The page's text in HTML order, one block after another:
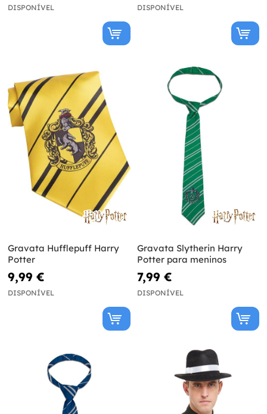
DISPONÍVEL DISPONÍVEL
Gravata Hufflepuff Harry
Potter
9,99 €
DISPONÍVEL
Gravata Slytherin Harry
Potter para meninos
7,99 €
DISPONÍVEL